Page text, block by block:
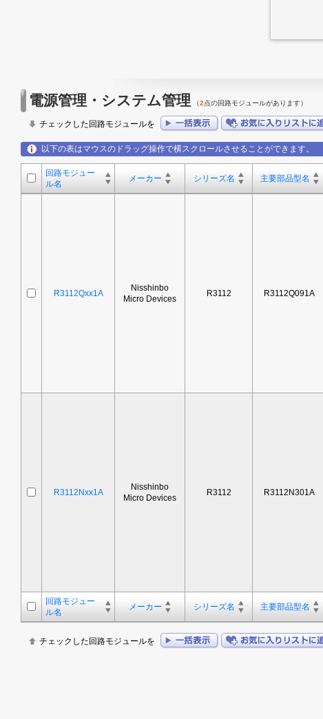
電源管理・システム管理 （2点の回路モジュールがあります）
チェックした回路モジュールを
以下の表はマウスのドラッグ操作で横スクロールさせることができます。
回路モジュー
ル名
メーカー シリーズ名 主要部品型名
R3112Qxx1A
Nisshinbo
Micro Devices
R3112 R3112Q091A
R3112Nxx1A
Nisshinbo
Micro Devices
R3112 R3112N301A
回路モジュー
ル名
メーカー シリーズ名 主要部品型名
チェックした回路モジュールを